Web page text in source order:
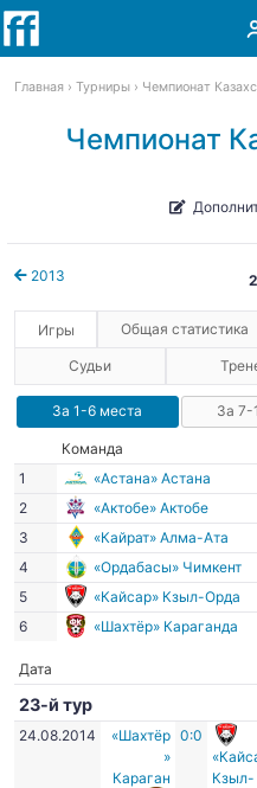
Главная Турниры Чемпионат
Чемпионат
2013
Игры Общая статистика
Судьи
За 1-6 места За 7-
Команда
1
«Астана» Астана
2
«Актобе» Актобе
3
«Кайрат» Алма-Ата
4
«Ордабасы» Чимкент
5
«Кайсар» Кзыл-Орда
6
«Шахтёр» Караганда
Дата
23-й тур
24.08.2014
«Шахтёр
»
Караган
0:0
Кзыл-